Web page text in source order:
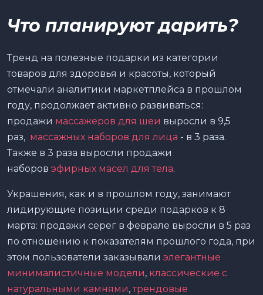
Что планируют дарить?
Тренд на полезные подарки из категории
товаров для здоровья и красоты, который
отмечали аналитики маркетплейса в прошлом
году, продолжает активно развиваться:
продажи массажеров для шеи выросли в 9,5
раз, массажных наборов для лица - в 3 раза.
Также в 3 раза выросли продажи
наборов эфирных масел для тела.
Украшения, как и в прошлом году, занимают
лидирующие позиции среди подарков к 8
марта: продажи серег в феврале выросли в 5 раз
по отношению к показателям прошлого года, при
этом пользователи заказывали элегантные
минималистичные модели, классические с
натуральными камнями,трендовые